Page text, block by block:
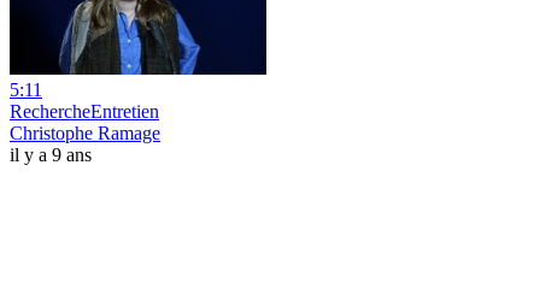
5:11
RechercheEntretien
Christophe Ramage
il y a 9 ans